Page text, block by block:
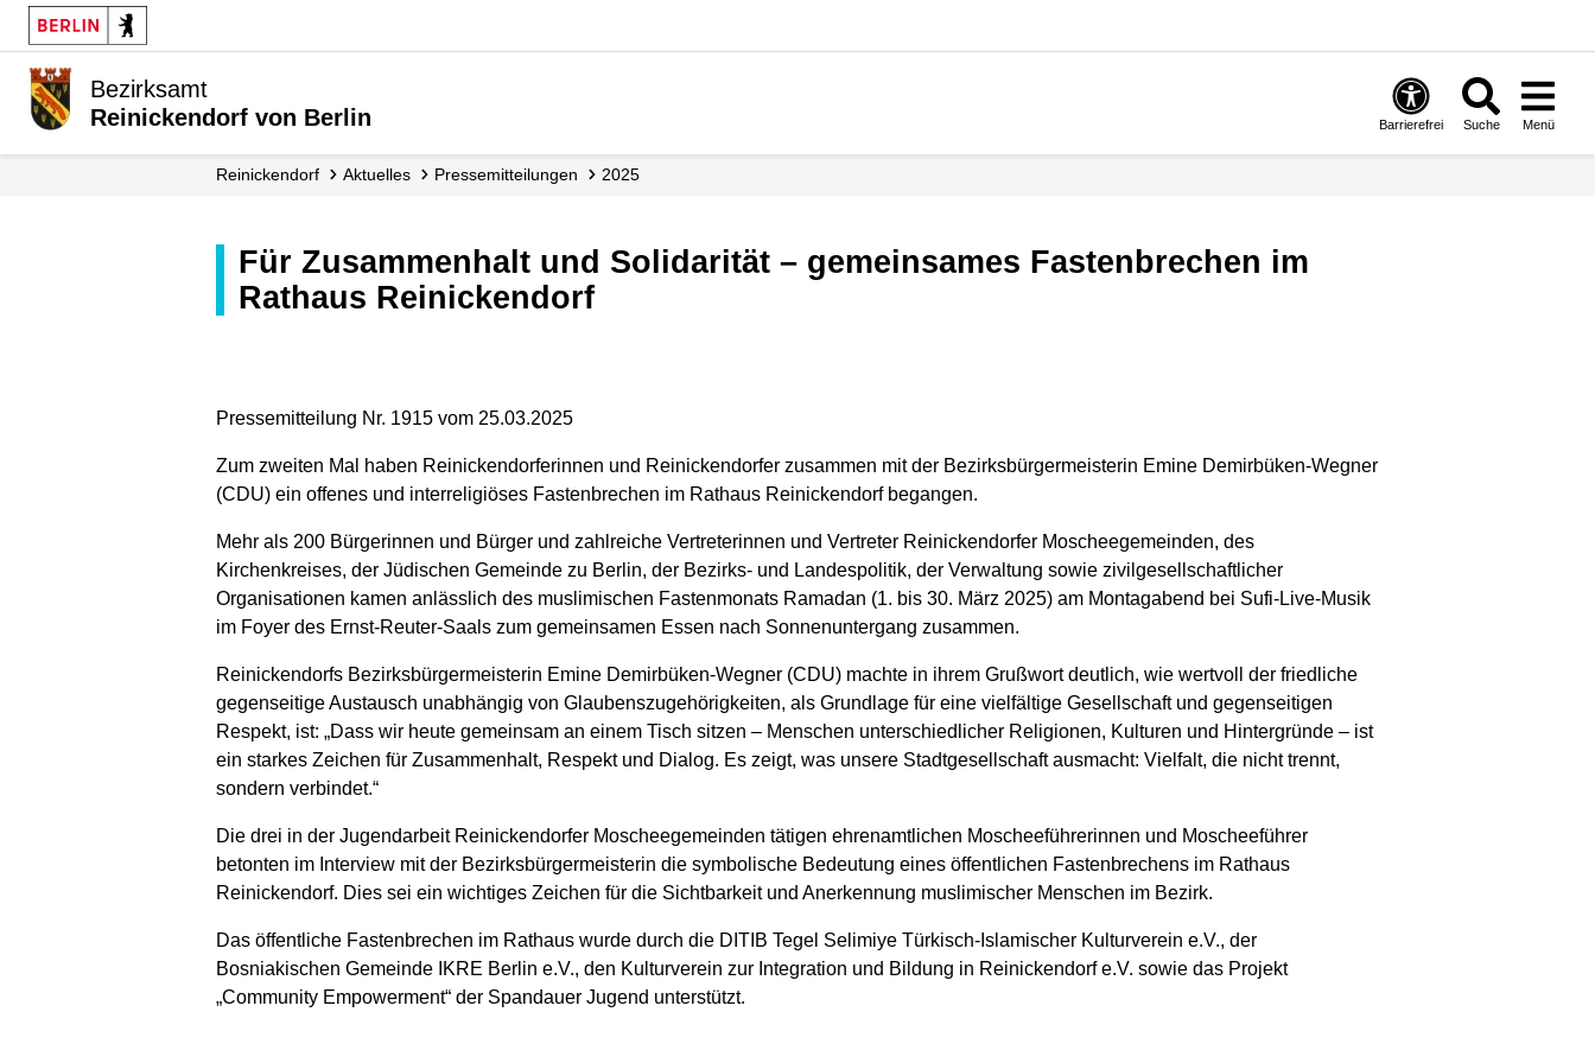
Bezirksamt
Reinickendorf von Berlin
Barrierefrei Suche Menü
Reinickendorf Aktuelles Presse­mitteilungen 2025
Für Zusammenhalt und Solidarität – gemeinsames Fastenbrechen im
Rathaus Reinickendorf
Pressemitteilung Nr. 1915 vom 25.03.2025
Zum zweiten Mal haben Reinickendorferinnen und Reinickendorfer zusammen mit der Bezirksbürgermeisterin Emine Demirbüken-Wegner
(CDU) ein offenes und interreligiöses Fastenbrechen im Rathaus Reinickendorf begangen.
Mehr als 200 Bürgerinnen und Bürger und zahlreiche Vertreterinnen und Vertreter Reinickendorfer Moscheegemeinden, des
Kirchenkreises, der Jüdischen Gemeinde zu Berlin, der Bezirks- und Landespolitik, der Verwaltung sowie zivilgesellschaftlicher
Organisationen kamen anlässlich des muslimischen Fastenmonats Ramadan (1. bis 30. März 2025) am Montagabend bei Sufi-Live-Musik
im Foyer des Ernst-Reuter-Saals zum gemeinsamen Essen nach Sonnenuntergang zusammen.
Reinickendorfs Bezirksbürgermeisterin Emine Demirbüken-Wegner (CDU) machte in ihrem Grußwort deutlich, wie wertvoll der friedliche
gegenseitige Austausch unabhängig von Glaubenszugehörigkeiten, als Grundlage für eine vielfältige Gesellschaft und gegenseitigen
Respekt, ist: „Dass wir heute gemeinsam an einem Tisch sitzen – Menschen unterschiedlicher Religionen, Kulturen und Hintergründe – ist
ein starkes Zeichen für Zusammenhalt, Respekt und Dialog. Es zeigt, was unsere Stadtgesellschaft ausmacht: Vielfalt, die nicht trennt,
sondern verbindet.“
Die drei in der Jugendarbeit Reinickendorfer Moscheegemeinden tätigen ehrenamtlichen Moscheeführerinnen und Moscheeführer
betonten im Interview mit der Bezirksbürgermeisterin die symbolische Bedeutung eines öffentlichen Fastenbrechens im Rathaus
Reinickendorf. Dies sei ein wichtiges Zeichen für die Sichtbarkeit und Anerkennung muslimischer Menschen im Bezirk.
Das öffentliche Fastenbrechen im Rathaus wurde durch die DITIB Tegel Selimiye Türkisch-Islamischer Kulturverein e.V., der
Bosniakischen Gemeinde IKRE Berlin e.V., den Kulturverein zur Integration und Bildung in Reinickendorf e.V. sowie das Projekt
„Community Empowerment“ der Spandauer Jugend unterstützt.